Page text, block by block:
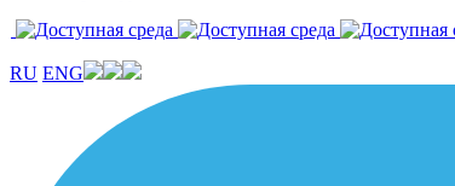
RU ENG